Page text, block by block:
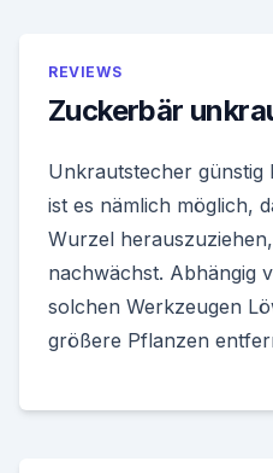
REVIEWS
Zuckerbär
Unkrautstecher günstig
ist es nämlich möglich,
Wurzel
nachwächst. Abhängig
solchen Werkzeugen
größere Pflanzen